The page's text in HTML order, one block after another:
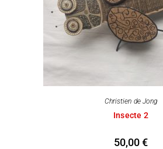
Christien de Jong
Insecte 2
50,00€